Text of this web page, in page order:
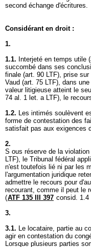
second échange d'écritures.
Considérant en droit :
1.
1.1. Interjeté en temps utile (
succombé dans ses
finale (art. 90 LTF), prise sur
Vaud (art. 75 LTF), dans
valeur litigieuse atteint le
74 al. 1 let. a LTF), le
1.2. Les intimés soulèvent
forme de contestation des
satisfait pas aux exigences
2.
S ous réserve de la
LTF), le Tribunal fédéral
n'est toutefois lié ni par les
l'argumentation juridique
admettre le recours pour
recourant, comme il peut le
(ATF 135 III 397 consid. 1.4
3.
3.1. Le locataire, partie au
agir en contestation du
Lorsque plusieurs parties